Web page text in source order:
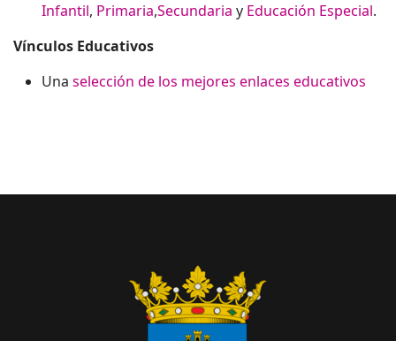
Infantil, Primaria,Secundaria y Educación Especial.
Vínculos Educativos
Una selección de los mejores enlaces educativos